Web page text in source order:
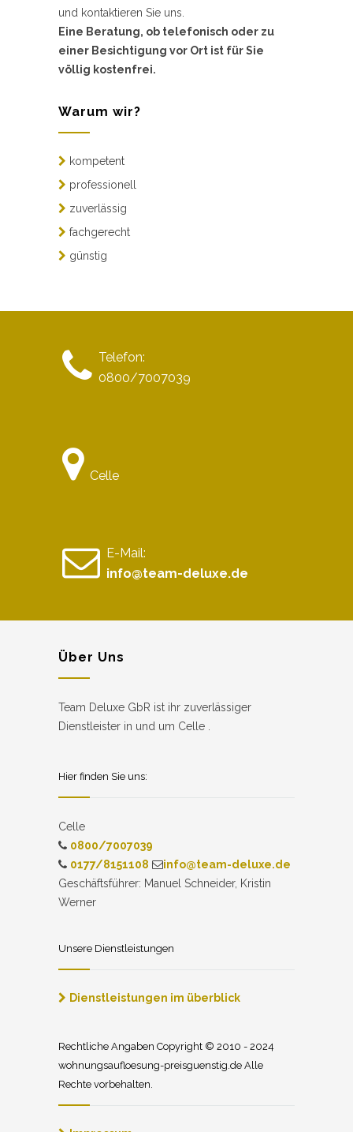
und kontaktieren Sie uns.
Eine Beratung, ob telefonisch oder zu
einer Besichtigung vor Ort ist für Sie
völlig kostenfrei.
Warum wir?
kompetent
professionell
zuverlässig
fachgerecht
günstig
Telefon:
0800/7007039
Celle
E-Mail:
info@team-deluxe.de
Über Uns
Team Deluxe GbR ist ihr zuverlässiger
Dienstleister in und um Celle .
Hier finden Sie uns:
Celle
0800/7007039
0177/8151108
info@team-deluxe.de
Geschäftsführer: Manuel Schneider, Kristin
Werner
Unsere Dienstleistungen
Dienstleistungen im überblick
Rechtliche Angaben Copyright © 2010 - 2024
wohnungsaufloesung-preisguenstig.de Alle
Rechte vorbehalten.